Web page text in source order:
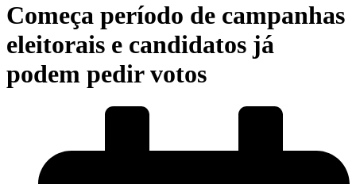
Começa período de campanhas
eleitorais e candidatos já
podem pedir votos